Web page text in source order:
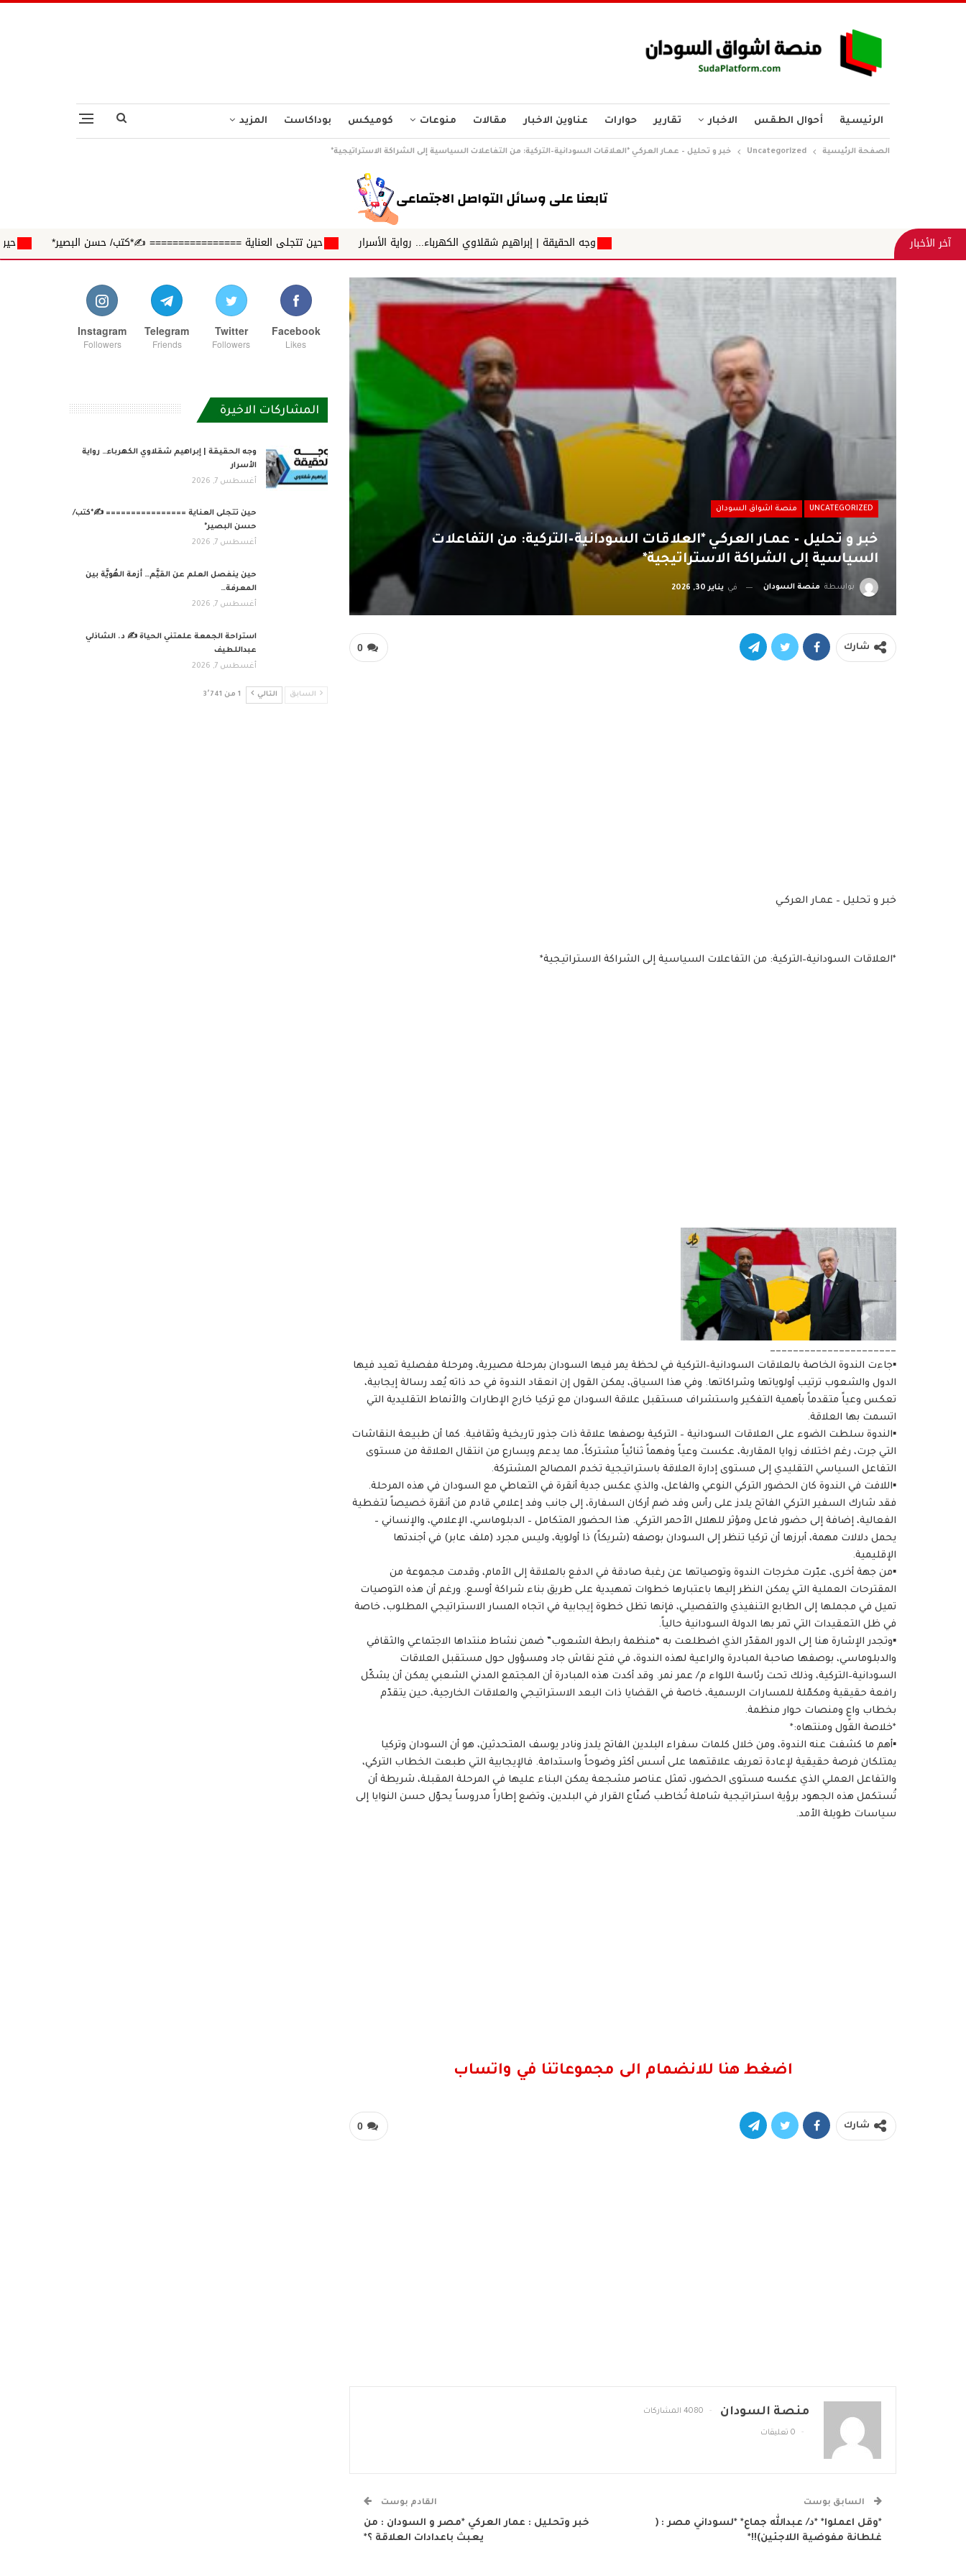
الرئيسية أحوال الطقس الاخبار تقارير حوارات عناوين الاخبار مقالات منوعات كوميكس بوداكاست المزيد
الصفحة الرئيسية Uncategorized خبر و تحليل – عمـار العركـي *العلاقات السودانية–التركية: من التفاعلات السياسية إلى الشراكة الاستراتيجية*
آخر الأخبار وجه الحقيقة | إبراهيم شقلاوي الكهرباء... رواية الأسرار حين تتجلى العناية ================ ✍️*كتب/ حسن البصير* حين ينفصل العلم عن
UNCATEGORIZED منصة اشواق السودان
خبر و تحليل – عمـار العركـي *العلاقات السودانية–التركية: من التفاعلات
السياسية إلى الشراكة الاستراتيجية*
بواسطة منصة السودان في يناير 30, 2026
0 شارك
خبر و تحليل – عمـار العركـي
*العلاقات السودانية–التركية: من التفاعلات السياسية إلى الشراكة الاستراتيجية*
______________________
▪️جاءت الندوة الخاصة بالعلاقات السودانية–التركية في لحظة يمر فيها السودان بمرحلة مصيرية، ومرحلة مفصلية تعيد فيها
الدول والشعوب ترتيب أولوياتها وشراكاتها. وفي هذا السياق، يمكن القول إن انعقاد الندوة في حد ذاته يُعد رسالة إيجابية،
تعكس وعياً متقدماً بأهمية التفكير واستشراف مستقبل علاقة السودان مع تركيا خارج الإطارات والأنماط التقليدية التي
اتسمت بها العلاقة.
▪️الندوة سلطت الضوء على العلاقات السودانية – التركية بوصفها علاقة ذات جذور تاريخية وثقافية. كما أن طبيعة النقاشات
التي جرت، رغم اختلاف زوايا المقاربة، عكست وعياً وفهماً ثنائياً مشتركاً، مما يدعم ويسارع من انتقال العلاقة من مستوى
التفاعل السياسي التقليدي إلى مستوى إدارة العلاقة باستراتيجية تخدم المصالح المشتركة.
▪️اللافت في الندوة كان الحضور التركي النوعي والفاعل، والذي عكس جدية أنقرة في التعاطي مع السودان في هذه المرحلة.
فقد شارك السفير التركي الفاتح يلدز على رأس وفد ضم أركان السفارة، إلى جانب وفد إعلامي قادم من أنقرة خصيصاً لتغطية
الفعالية، إضافة إلى حضور فاعل ومؤثر للهلال الأحمر التركي. هذا الحضور المتكامل – الدبلوماسي، الإعلامي، والإنساني –
يحمل دلالات مهمة، أبرزها أن تركيا تنظر إلى السودان بوصفه (شريكاً) ذا أولوية، وليس مجرد (ملف عابر) في أجندتها
الإقليمية.
▪️من جهة أخرى، عبّرت مخرجات الندوة وتوصياتها عن رغبة صادقة في الدفع بالعلاقة إلى الأمام، وقدمت مجموعة من
المقترحات العملية التي يمكن النظر إليها باعتبارها خطوات تمهيدية على طريق بناء شراكة أوسع. ورغم أن هذه التوصيات
تميل في مجملها إلى الطابع التنفيذي والتفصيلي، فإنها تظل خطوة إيجابية في اتجاه المسار الاستراتيجي المطلوب، خاصة
في ظل التعقيدات التي تمر بها الدولة السودانية حالياً.
▪️وتجدر الإشارة هنا إلى الدور المقدّر الذي اضطلعت به “منظمة رابطة الشعوب” ضمن نشاط منتداها الاجتماعي والثقافي
والدبلوماسي، بوصفها صاحبة المبادرة والراعية لهذه الندوة، في فتح نقاش جاد ومسؤول حول مستقبل العلاقات
السودانية–التركية، وذلك تحت رئاسة اللواء م/ عمر نمر. وقد أكدت هذه المبادرة أن المجتمع المدني الشعبي يمكن أن يشكّل
رافعة حقيقية ومكمّلة للمسارات الرسمية، خاصة في القضايا ذات البعد الاستراتيجي والعلاقات الخارجية، حين يتقدّم
بخطاب واعٍ ومنصات حوار منظمة.
*خلاصة القول ومنتهاه:*
▪️أهم ما كشفت عنه الندوة، ومن خلال كلمات سفراء البلدين الفاتح يلدز ونادر يوسف المتحدثين، هو أن السودان وتركيا
يمتلكان فرصة حقيقية لإعادة تعريف علاقتهما على أسس أكثر وضوحاً واستدامة. فالإيجابية التي طبعت الخطاب التركي،
والتفاعل العملي الذي عكسه مستوى الحضور، تمثل عناصر مشجعة يمكن البناء عليها في المرحلة المقبلة، شريطة أن
تُستكمل هذه الجهود برؤية استراتيجية شاملة تُخاطب صُنّاع القرار في البلدين، وتضع إطاراً مدروساً يحوّل حسن النوايا إلى
سياسات طويلة الأمد.
اضغط هنا للانضمام الى مجموعاتنا في واتساب
0 شارك
منصة السودان 4080 المشاركات
0 تعليقات
السابق بوست
*وقل اعملوا* *د/ عبدالله جماع* *لسوداني مصر : (
غلطانة مفوضية اللاجئين)!!*
القادم بوست
خبر وتحليل : عمار العركي *مصر و السودان : من
يعبث باعدادات العلاقة ؟*
Facebook
Likes
Twitter
Followers
Telegram
Friends
Instagram
Followers
المشاركات الاخيرة
وجه الحقيقة | إبراهيم شقلاوي الكهرباء… رواية
الأسرار
أغسطس 7, 2026
حين تتجلى العناية ================ ✍️*كتب/
حسن البصير*
أغسطس 7, 2026
حين ينفصل العلم عن القيَّم… أزمة الهُويَّة بين
المعرفة…
أغسطس 7, 2026
استراحة الجمعة علمتني الحياة ✍️ د. الشاذلي
عبداللطيف
أغسطس 7, 2026
السابق التالي 1 من 3٬741